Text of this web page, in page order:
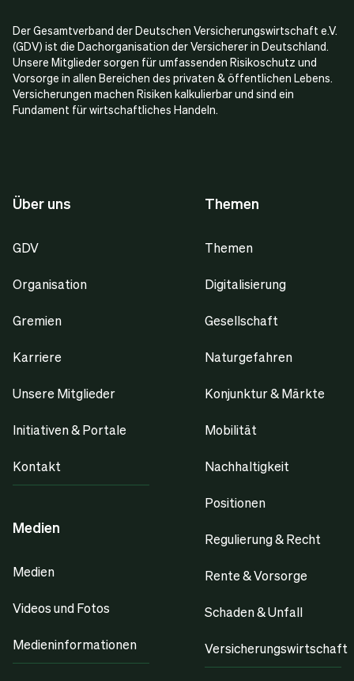
Der Gesamtverband der Deutschen Versicherungswirtschaft e.V.
(GDV) ist die Dachorganisation der Versicherer in Deutschland.
Unsere Mitglieder sorgen für umfassenden Risikoschutz und
Vorsorge in allen Bereichen des privaten & öffentlichen Lebens.
Versicherungen machen Risiken kalkulierbar und sind ein
Fundament für wirtschaftliches Handeln.
Über uns
GDV
Organisation
Gremien
Karriere
Unsere Mitglieder
Initiativen & Portale
Kontakt
Medien
Medien
Videos und Fotos
Medieninformationen
Themen
Themen
Digitalisierung
Gesellschaft
Naturgefahren
Konjunktur & Märkte
Mobilität
Nachhaltigkeit
Positionen
Regulierung & Recht
Rente & Vorsorge
Schaden & Unfall
Versicherungswirtschaft